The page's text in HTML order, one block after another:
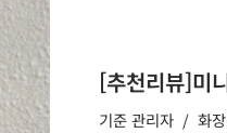
[추천리뷰]미
기준관리자 화